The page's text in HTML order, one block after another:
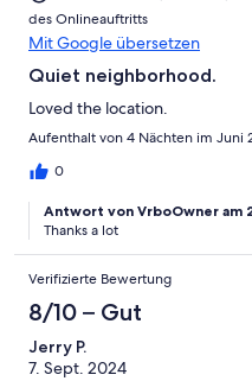
des Onlineauftritts
Mit Google übersetzen
Quiet neighborhood.
Loved the location.
Aufenthalt von 4 Nächten im Juni
0
Antwort von VrboOwner am
Thanks a lot
Verifizierte Bewertung
8/10 – Gut
Jerry P.
7. Sept. 2024